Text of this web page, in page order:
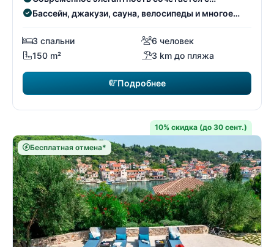
традиционным очарованием.
Бассейн, джакузи, сауна, велосипеды и многое
3 спальни
6 человек
150 m²
3 km до пляжа
Подробнее
10% скидка (до 30 сент.)
Бесплатная отмена*